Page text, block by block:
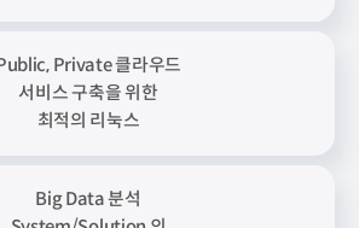
Private 클라우드
서비스 구축을 위한
최적의 리눅스
Big Data 분석